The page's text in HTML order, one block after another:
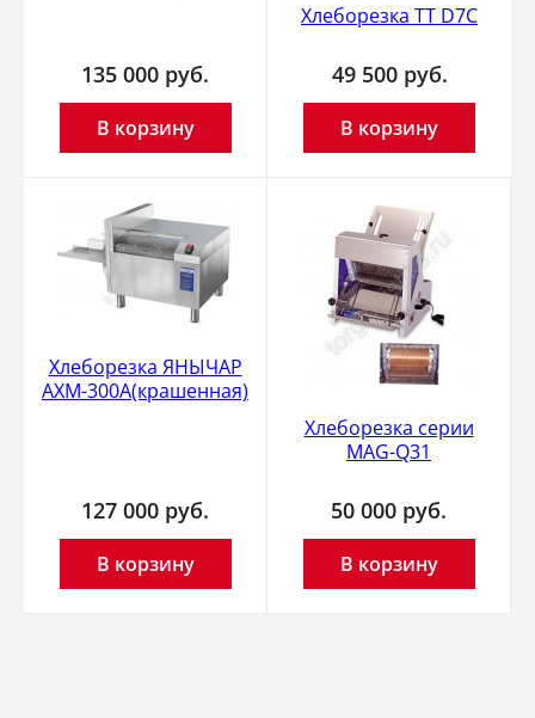
135 000 руб.
В корзину
Хлеборезка TT D7C
49 500 руб.
В корзину
Хлеборезка ЯНЫЧАР
АХМ-300А(крашенная)
127 000 руб.
В корзину
Хлеборезка серии
MAG-Q31
50 000 руб.
В корзину